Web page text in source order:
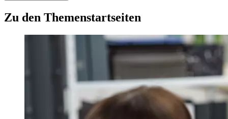
Zu den Themenstartseiten